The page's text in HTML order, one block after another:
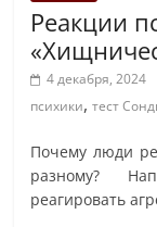
Реакции
4 декабря, 2024
психики,тест
Почему люди
разному?
реагировать